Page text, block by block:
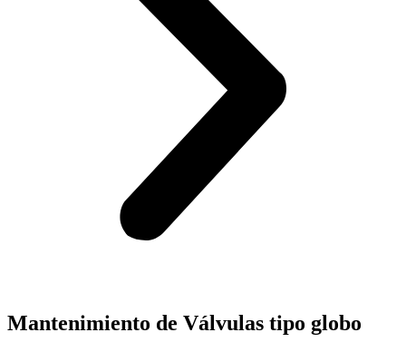
Mantenimiento de Válvulas tipo globo